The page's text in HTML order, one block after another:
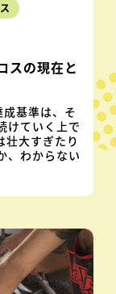
スの現在と
基準は、そ
けていく上で
壮大すぎたり
、わからない